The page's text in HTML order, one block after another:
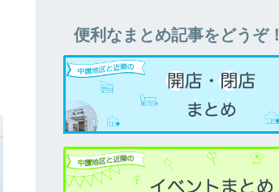
便利なまとめ記事をどうぞ！